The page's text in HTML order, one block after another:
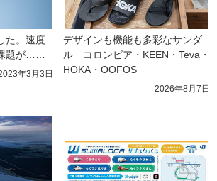
た。速度
題が……
年3月3日
デザインも機能も多彩なサンダ
ル　コロンビア・KEEN・Teva・
HOKA・OOFOS
2026年8月7日